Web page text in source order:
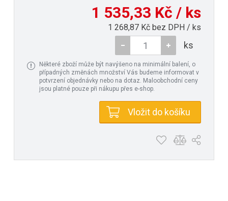
1 535,33 Kč / ks
1 268,87 Kč bez DPH / ks
ks
Některé zboží může být navýšeno na minimální balení, o
případných změnách množství Vás budeme informovat v
potvrzení objednávky nebo na dotaz. Maloobchodní ceny
jsou platné pouze při nákupu přes e-shop.
Vložit do košíku